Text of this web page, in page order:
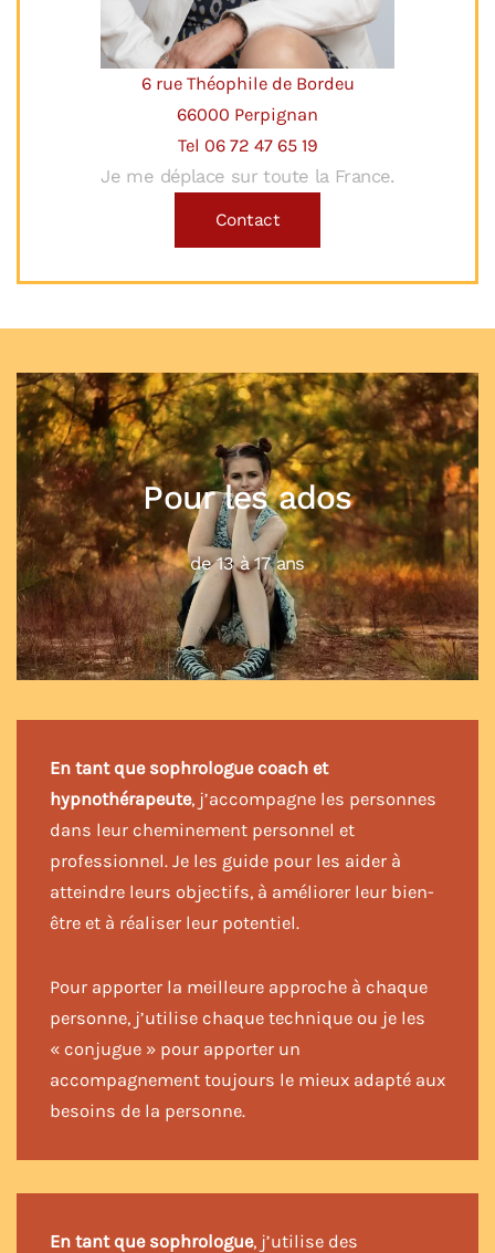
6 rue Théophile de Bordeu
66000 Perpignan
Tel 06 72 47 65 19
Je me déplace sur toute la France.
Contact
Pour les
jusqu'à 12 ans
En tant que sophrologue coach et
hypnothérapeute, j’accompagne les personnes
dans leur cheminement personnel et
professionnel. Je les guide pour les aider à
atteindre leurs objectifs, à améliorer leur bien-
être et à réaliser leur potentiel.
Pour apporter la meilleure approche à chaque
personne, j’utilise chaque technique ou je les
« conjugue » pour apporter un
accompagnement toujours le mieux adapté aux
besoins de la personne.
En tant que sophrologue, j’utilise des